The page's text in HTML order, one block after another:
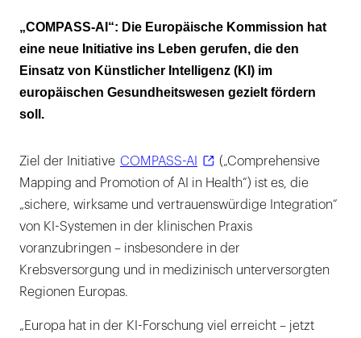
Der Wissensaustausch über KI-Technologien
soll erleichtert werden
„COMPASS-AI“: Die Europäische Kommission hat
eine neue Initiative ins Leben gerufen, die den
Einsatz von Künstlicher Intelligenz (KI) im
europäischen Gesundheitswesen gezielt fördern
soll.
Ziel der Initiative COMPASS-AI
(„Comprehensive
Mapping and Promotion of AI in Health“) ist es, die
„sichere, wirksame und vertrauenswürdige Integration“
von KI-Systemen in der klinischen Praxis
voranzubringen – insbesondere in der
Krebsversorgung und in medizinisch unterversorgten
Regionen Europas.
„Europa hat in der KI-Forschung viel erreicht – jetzt